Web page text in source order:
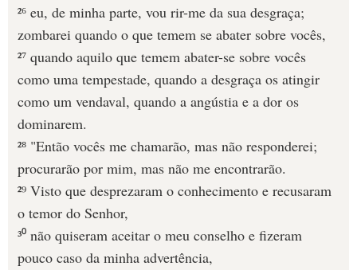
²⁶ eu, de minha parte, vou rir-me da sua desgraça;
zombarei quando o que temem se abater sobre vocês,
²⁷ quando aquilo que temem abater-se sobre vocês
como uma tempestade, quando a desgraça os atingir
como um vendaval, quando a angústia e a dor os
dominarem.
²⁸ "Então vocês me chamarão, mas não responderei;
procurarão por mim, mas não me encontrarão.
²⁹ Visto que desprezaram o conhecimento e recusaram
o temor do Senhor,
³⁰ não quiseram aceitar o meu conselho e fizeram
pouco caso da minha advertência,